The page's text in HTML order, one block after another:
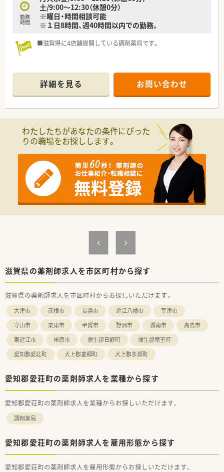
勤務
時間
土/9:00～12:30（休憩0分）
※曜日・時間相談可能
※１日8時間、週40時間以内での勤務。
■滋賀県に4店舗展開している調剤薬局です。
詳細を見る お問い合わせ
わたしたちがあなたの条件にぴった
りの職場をお探しします。
滋賀県の薬剤師求人を市区町村から探す
滋賀県の薬剤師求人を市区町村からお探しいただけます。
大津市 彦根市 長浜市 近江八幡市
草津市
守山市
栗東市 甲賀市 野洲市 湖南市
高島市
東近江市
米原市 蒲生郡日野町
蒲生郡竜王町
愛知郡愛荘町
犬上郡豊郷町 犬上郡多賀町
愛知郡愛荘町の薬剤師求人を業種から探す
愛知郡愛荘町の薬剤師求人を業種からお探しいただけます。
調剤薬局
愛知郡愛荘町の薬剤師求人を雇用形態から探す
愛知郡愛荘町の薬剤師求人を雇用形態からお探しいただけます。